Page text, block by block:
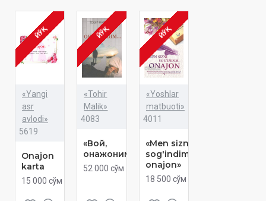
ЙЎҚ
«Yangi
asr
avlodi»
5619
Onajon
karta
15 000 сўм
ЙЎҚ
«Tohir
Malik»
4083
«Вой,
онажоним...»
52 000 сўм
ЙЎҚ
«Yoshlar
matbuoti»
4011
«Men sizni
sog'indim,
onajon»
18 500 сўм